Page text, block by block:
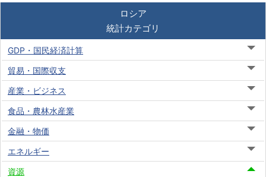
ロシア
統計カテゴリ
GDP・国民経済計算
貿易・国際収支
産業・ビジネス
食品・農林水産業
金融・物価
エネルギー
資源